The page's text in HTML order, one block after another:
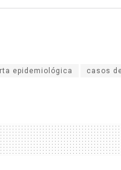
epidemiológica casos